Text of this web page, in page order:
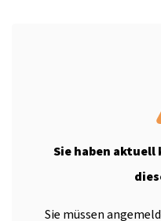
Sie haben
Sie müssen